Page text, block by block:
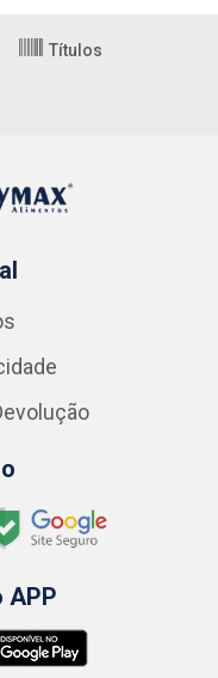
Títulos
APP